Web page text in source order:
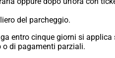
del parcheggio.
entro cinque giorni si applica
di pagamenti parziali.